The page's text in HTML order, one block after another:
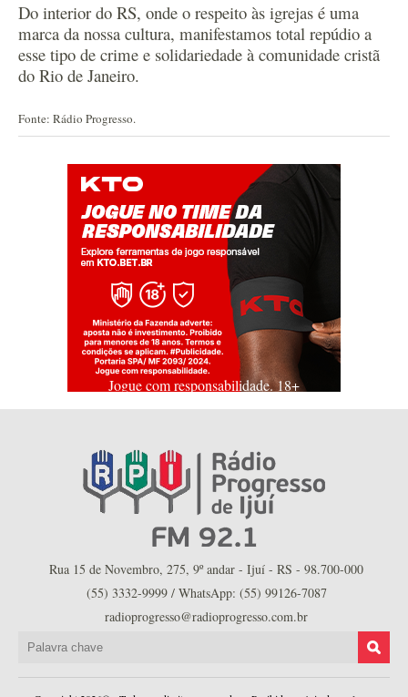
Do interior do RS, onde o respeito às igrejas é uma
marca da nossa cultura, manifestamos total repúdio a
esse tipo de crime e solidariedade à comunidade cristã
do Rio de Janeiro.
Fonte: Rádio Progresso.
Jogue com responsabilidade. 18+
Rua 15 de Novembro, 275, 9º andar - Ijuí - RS - 98.700-000
(55) 3332-9999 / WhatsApp: (55) 99126-7087
radioprogresso@radioprogresso.com.br